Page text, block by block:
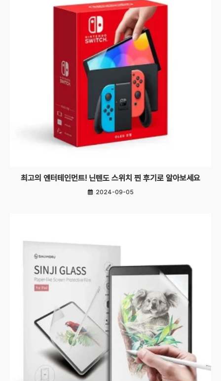
최고의 엔터테인먼트! 닌텐도 스위치 찐 후기로 알아보세요
2024-09-05